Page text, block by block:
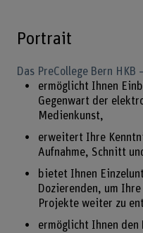
Portrait
Das PreCollege Bern HKB
ermöglicht Ihnen
Gegenwart der
Medienkunst,
erweitert Ihre
Aufnahme, Schnitt
bietet Ihnen
Dozierenden, um
Projekte weiter zu
ermöglicht Ihnen den